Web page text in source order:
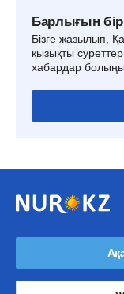
Барлығын
Бізге жазылып,
қызықты
хабардар